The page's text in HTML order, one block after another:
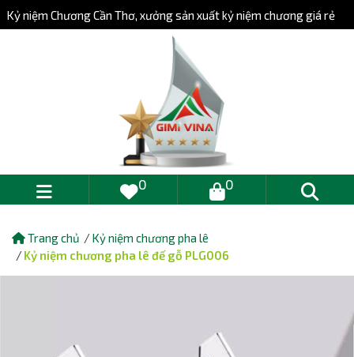
Trang chủ
Kỷ niệm chương pha lê
Kỷ niệm chương pha lê đế gỗ PLG006
Kỷ niệm Chương Cần Thơ, xưởng sản xuất kỷ niệm chương giá rẻ
0 0